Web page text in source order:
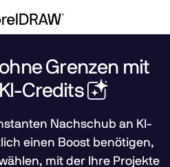
Grenzen mit
Credits
Nachschub an KI-
einen Boost benötigen,
mit der Ihre Projekte